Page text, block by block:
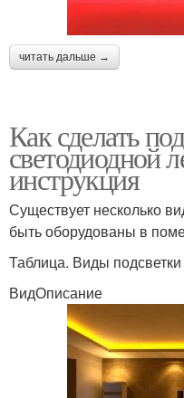
читать дальше →
Как сделать
светодиодной
инструкция
Существует несколько
быть оборудованы в
Таблица. Виды
ВидОписание